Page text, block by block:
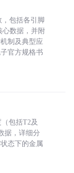
，包括各引脚
心数据，并附
制及典型应
官方规格书
包括T2及
据，详细分
态下的金属